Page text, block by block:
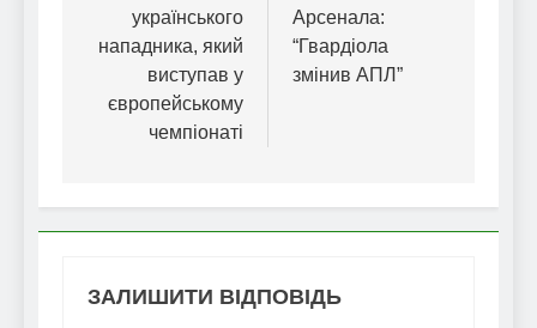
українського
нападника, який
виступав у
європейському
чемпіонаті
Арсенала:
“Гвардіола
змінив АПЛ”
ЗАЛИШИТИ ВІДПОВІДЬ